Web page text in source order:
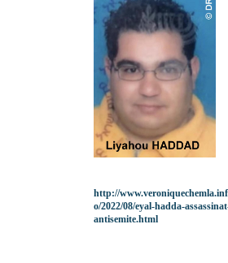
http://www.veroniquechemla.inf
o/2022/08/eyal-hadda-
antisemite.html